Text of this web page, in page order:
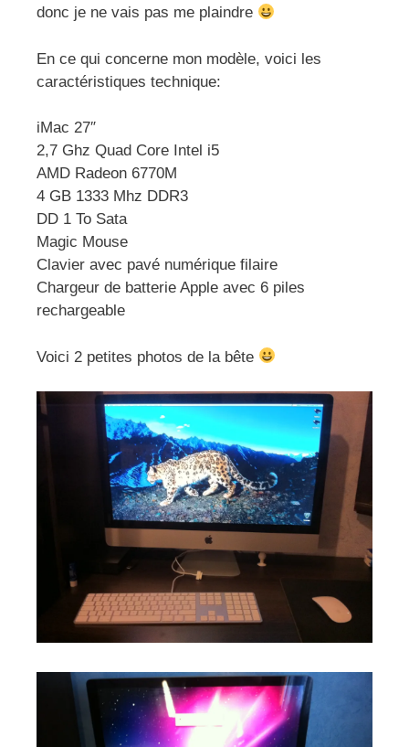
donc je ne vais pas me plaindre
En ce qui concerne mon modèle, voici les
caractéristiques technique:
iMac 27″
2,7 Ghz Quad Core Intel i5
AMD Radeon 6770M
4 GB 1333 Mhz DDR3
DD 1 To Sata
Magic Mouse
Clavier avec pavé numérique filaire
Chargeur de batterie Apple avec 6 piles
rechargeable
Voici 2 petites photos de la bête